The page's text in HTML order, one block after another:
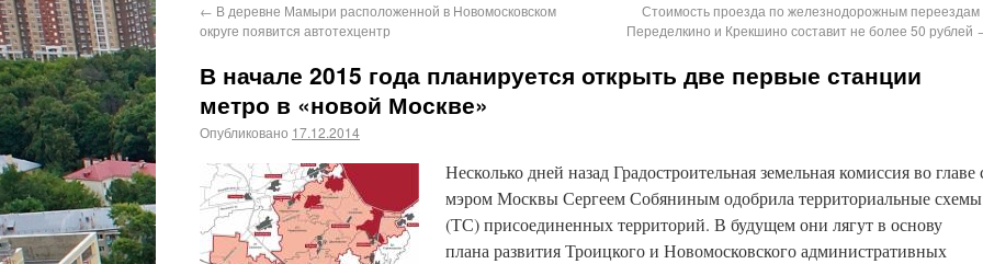
← В деревне Мамыри расположенной в Новомосковском
округе появится автотехцентр
Стоимость проезда по железнодорожным переездам
Переделкино и Крекшино составит не более 50 рублей
В начале 2015 года планируется открыть две первые станции
метро в «новой Москве»
Опубликовано 17.12.2014
Несколько дней назад Градостроительная земельная комиссия во главе
мэром Москвы Сергеем Собяниным одобрила территориальные схемы
(ТС) присоединенных территорий. В будущем они лягут в основу
плана развития Троицкого и Новомосковского административных